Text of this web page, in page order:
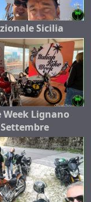
Sicilia
Week Lignano
Settembre